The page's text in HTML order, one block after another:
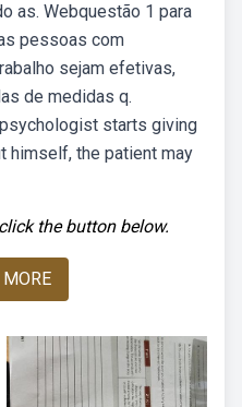
as. Webquestão 1 para
pessoas com
sejam efetivas,
de medidas q.
starts giving
himself, the patient may
the button below.